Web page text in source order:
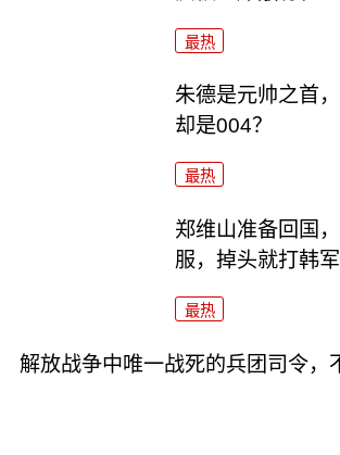
最热
朱德是元帅之首
却是004？
最热
郑维山准备回国
服，掉头就打韩军
最热
解放战争中唯一战死的兵团司令，